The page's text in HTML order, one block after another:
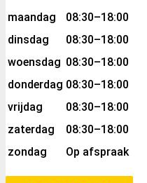
maandag
08:30–18:00
dinsdag
08:30–18:00
woensdag 08:30–18:00
donderdag 08:30–18:00
vrijdag
08:30–18:00
zaterdag
08:30–18:00
zondag
Op afspraak